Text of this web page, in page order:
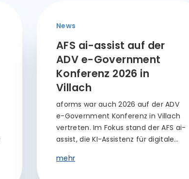
News
AFS ai-assist auf der
ADV e-Government
Konferenz 2026 in
Villach
aforms war auch 2026 auf der ADV
e-Government Konferenz in Villach
vertreten. Im Fokus stand der AFS ai-
assist, die KI-Assistenz für digitale…
mehr